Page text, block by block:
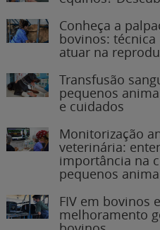
Conheça a
bovinos: técnica
atuar na
Transfusão
pequenos
e cuidados
Monitorização
veterinária:
importância na
pequenos
FIV em bovinos
melhoramento
bovinos